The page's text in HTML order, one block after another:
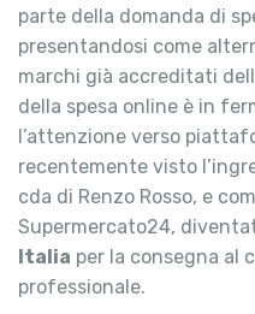
parte della domanda di
presentandosi come
marchi già accreditati
della spesa online è in
l’attenzione verso
recentemente visto
cda di Renzo Rosso, e
Supermercato24,
Italia per la consegna al
professionale.